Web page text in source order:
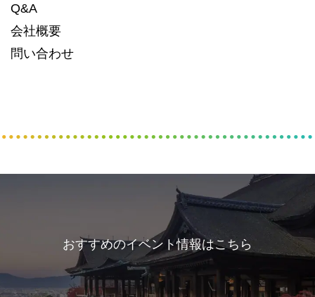
Q&A
会社概要
問い合わせ
おすすめのイベント情報はこちら